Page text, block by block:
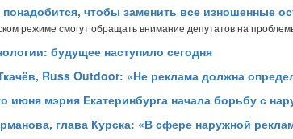
понадобится, чтобы заменить все изношенные
режиме смогут обращать внимание депутатов на
будущее наступило сегодня
Russ Outdoor: «Не реклама должна
июня мэрия Екатеринбурга начала борьбу с
глава Курска: «В сфере наружной